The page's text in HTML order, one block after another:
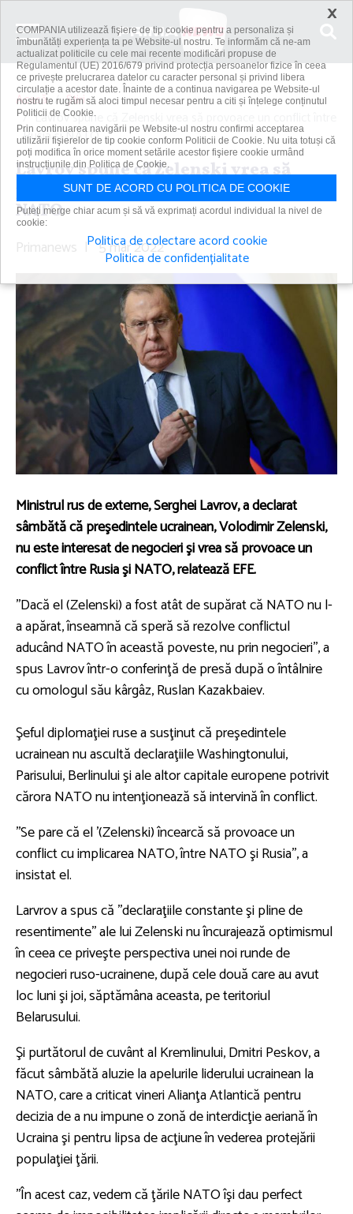
Acasă
Știri
Lavrov spune că Zelenski vrea să provoace un conflict între
Rusia şi NATO
Lavrov spune că Zelenski vrea să
provoace un conflict între Rusia şi
NATO
Primanews | 5 mar 2022
Ministrul rus de externe, Serghei Lavrov, a declarat
sâmbătă că preşedintele ucrainean, Volodimir Zelenski,
nu este interesat de negocieri şi vrea să provoace un
conflict între Rusia şi NATO, relatează EFE.
''Dacă el (Zelenski) a fost atât de supărat că NATO nu l-
a apărat, înseamnă că speră să rezolve conflictul
aducând NATO în această poveste, nu prin negocieri'', a
spus Lavrov într-o conferinţă de presă după o întâlnire
cu omologul său kârgâz, Ruslan Kazakbaiev.
Şeful diplomaţiei ruse a susţinut că preşedintele
ucrainean nu ascultă declaraţiile Washingtonului,
Parisului, Berlinului şi ale altor capitale europene potrivit
cărora NATO nu intenţionează să intervină în conflict.
''Se pare că el '(Zelenski) încearcă să provoace un
conflict cu implicarea NATO, între NATO şi Rusia'', a
insistat el.
Larvrov a spus că ''declaraţiile constante şi pline de
resentimente'' ale lui Zelenski nu încurajează optimismul
în ceea ce priveşte perspectiva unei noi runde de
negocieri ruso-ucrainene, după cele două care au avut
loc luni şi joi, săptămâna aceasta, pe teritoriul
Belarusului.
Şi purtătorul de cuvânt al Kremlinului, Dmitri Peskov, a
făcut sâmbătă aluzie la apelurile liderului ucrainean la
NATO, care a criticat vineri Alianţa Atlantică pentru
decizia de a nu impune o zonă de interdicţie aeriană în
Ucraina şi pentru lipsa de acţiune în vederea protejării
populaţiei ţării.
''În acest caz, vedem că ţările NATO îşi dau perfect
×
COMPANIA utilizează fişiere de tip cookie pentru a personaliza și
îmbunătăți experiența ta pe Website-ul nostru. Te informăm că ne-am
actualizat politicile cu cele mai recente modificări propuse de
Regulamentul (UE) 2016/679 privind protecția persoanelor fizice în ceea
ce privește prelucrarea datelor cu caracter personal și privind libera
circulație a acestor date. Înainte de a continua navigarea pe Website-ul
nostru te rugăm să aloci timpul necesar pentru a citi și înțelege conținutul
Politicii de Cookie.
Prin continuarea navigării pe Website-ul nostru confirmi acceptarea
utilizării fişierelor de tip cookie conform Politicii de Cookie. Nu uita totuși că
poți modifica în orice moment setările acestor fişiere cookie urmând
instrucțiunile din Politica de Cookie.
SUNT DE ACORD CU POLITICA DE COOKIE
Puteți merge chiar acum și să vă exprimați acordul individual la nivel de
cookie:
Politica de colectare acord cookie
Politica de confidențialitate